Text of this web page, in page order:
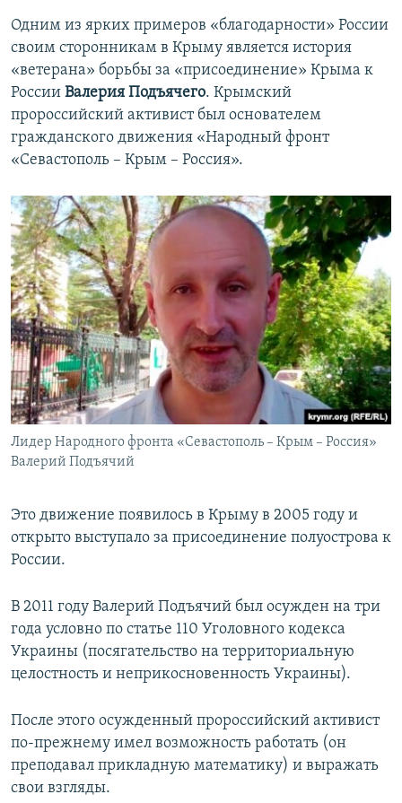
Одним из ярких примеров «благодарности» России
своим сторонникам в Крыму является история
«ветерана» борьбы за «присоединение» Крыма к
России Валерия Подъячего. Крымский
пророссийский активист был основателем
гражданского движения «Народный фронт
«Севастополь – Крым – Россия».
Лидер Народного фронта «Севастополь – Крым – Россия»
Валерий Подъячий
Это движение появилось в Крыму в 2005 году и
открыто выступало за присоединение полуострова к
России.
В 2011 году Валерий Подъячий был осужден на три
года условно по статье 110 Уголовного кодекса
Украины (посягательство на территориальную
целостность и неприкосновенность Украины).
После этого осужденный пророссийский активист
по-прежнему имел возможность работать (он
преподавал прикладную математику) и выражать
свои взгляды.